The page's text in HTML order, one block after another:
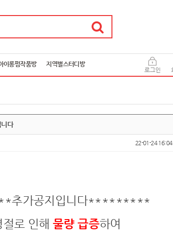
이롱펌작품방 지역별스터디방
다
22-01-24 16:04
가공지입니다*********
절로 인해 물량 급증하여